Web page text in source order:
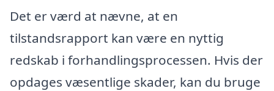
Det er værd at nævne, at en
tilstandsrapport kan være en nyttig
redskab i forhandlingsprocessen. Hvis der
opdages væsentlige skader, kan du bruge